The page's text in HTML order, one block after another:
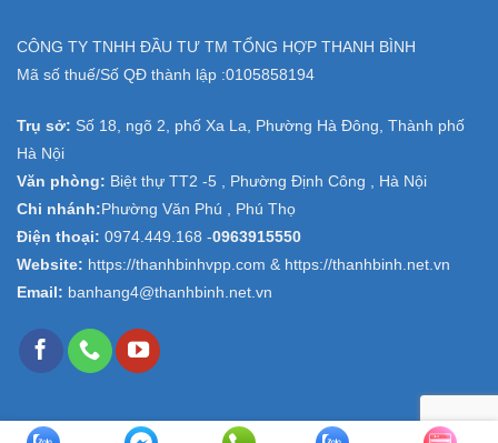
CÔNG TY TNHH ĐẦU TƯ TM TỔNG HỢP THANH BÌNH
Mã số thuế/Số QĐ thành lập :0105858194
Trụ sở: Số 18, ngõ 2, phố Xa La, Phường Hà Đông, Thành phố
Hà Nội
Văn phòng: Biệt thự TT2 -5 , Phường Định Công , Hà Nội
Chi nhánh: Phường Văn Phú , Phú Thọ
Điện thoại: 0974.449.168 -0963915550
Website: https://thanhbinhvpp.com & https://thanhbinh.net.vn
Email: banhang4@thanhbinh.net.vn